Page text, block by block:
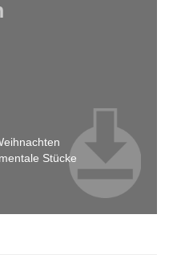
Stücke